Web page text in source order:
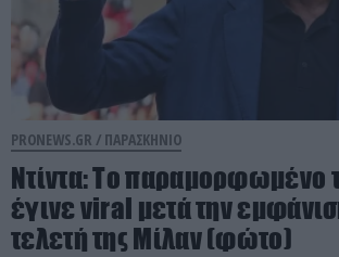
PRONEWS.GR / ΠΑΡΑΣΚΗΝΙΟ
Ντίντα: Το παραμορφωμένο
έγινε viral μετά την
τελετή της Μίλαν (φώτο)